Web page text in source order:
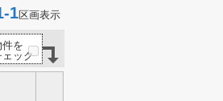
1区画表示
を
ェック